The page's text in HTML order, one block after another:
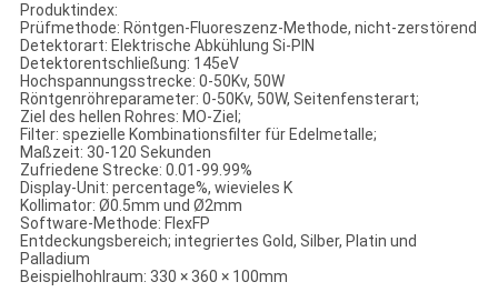
Produktindex:
Prüfmethode: Röntgen-Fluoreszenz-Methode, nicht-zerstörend
Detektorart: Elektrische Abkühlung Si-PIN
Detektorentschließung: 145eV
Hochspannungsstrecke: 0-50Kv, 50W
Röntgenröhreparameter: 0-50Kv, 50W, Seitenfensterart;
Ziel des hellen Rohres: MO-Ziel;
Filter: spezielle Kombinationsfilter für Edelmetalle;
Maßzeit: 30-120 Sekunden
Zufriedene Strecke: 0.01-99.99%
Display-Unit: percentage%, wievieles K
Kollimator: Ø0.5mm und Ø2mm
Software-Methode: FlexFP
Entdeckungsbereich; integriertes Gold, Silber, Platin und
Palladium
Beispielhohlraum: 330 × 360 × 100mm